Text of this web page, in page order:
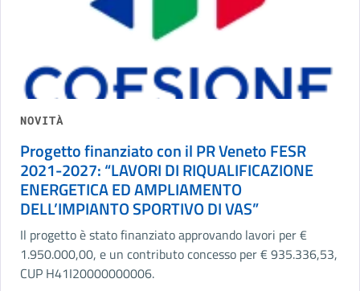
NOVITÀ
Progetto finanziato con il PR Veneto FESR
2021-2027: “LAVORI DI RIQUALIFICAZIONE
ENERGETICA ED AMPLIAMENTO
DELL’IMPIANTO SPORTIVO DI VAS”
Il progetto è stato finanziato approvando lavori per €
1.950.000,00, e un contributo concesso per € 935.336,53,
CUP H41I20000000006.